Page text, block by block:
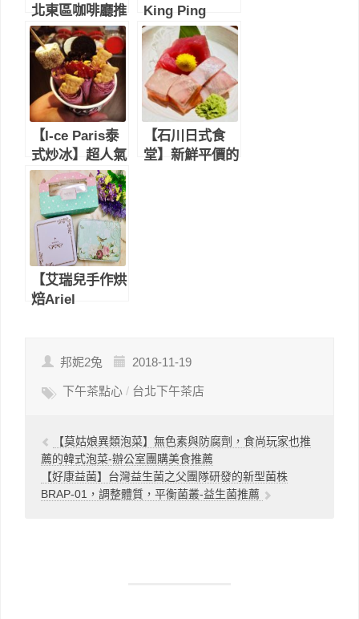
北東區咖啡廳推
薦-平價熱壓吐
司、霜淇淋、茶
拿鐵｜忠孝敦化
咖啡飲料店
King Ping
Chayu】經典高
山茶配上新式口
味的小籠包，體
驗台灣新式茶文
化｜中山美食餐
廳推薦（內有菜
單價錢）
【I-ce Paris泰
式炒冰】超人氣
少女夢幻甜點冰
品｜捷運忠孝復
興站美食餐廳推
薦（內有菜單）
【石川日式食
堂】新鮮平價的
【艾瑞兒手作烘
焙Ariel
奶油，禮盒精美
層蛋捲、曲奇餅
邦妮2兔 2018-11-19
下午茶點心 / 台北下午茶店
【莫姑娘異類泡菜】無色素與防腐劑，食尚玩家也推
薦的韓式泡菜-辦公室團購美食推薦
【好康益菌】台灣益生菌之父團隊研發的新型菌株
BRAP-01，調整體質，平衡菌叢-益生菌推薦